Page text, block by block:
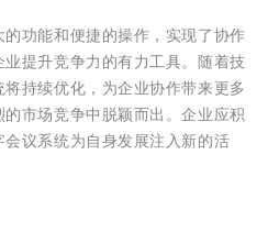
功能和便捷的操作，实现了协作
提升竞争力的有力工具。随着技
持续优化，为企业协作带来更多
市场竞争中脱颖而出。企业应积
议系统为自身发展注入新的活